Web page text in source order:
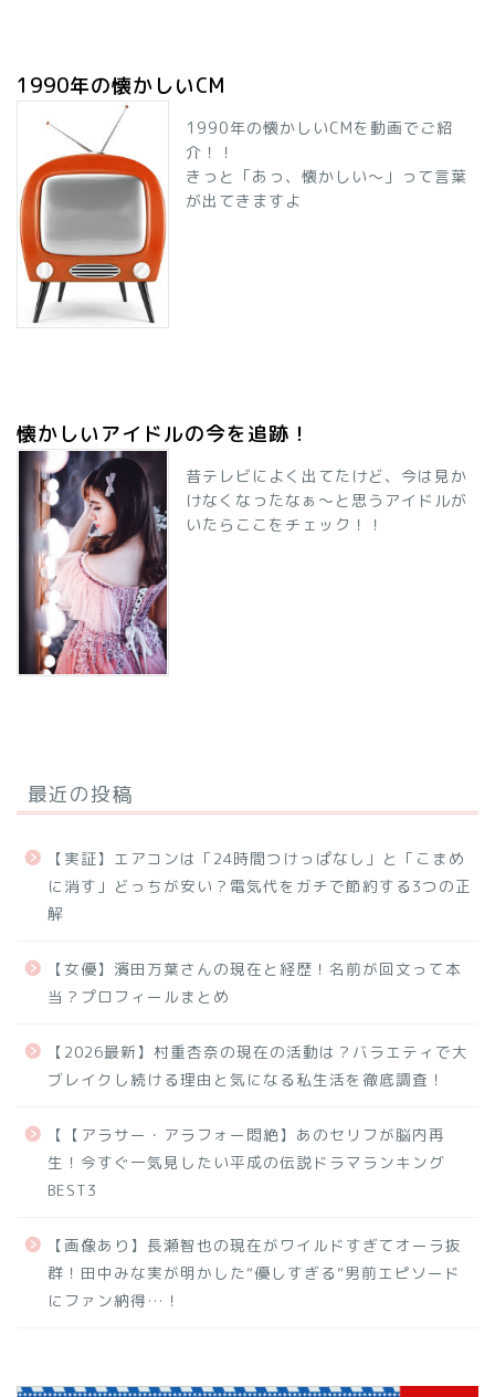
1990年の懐かしいCM
1990年の懐かしいCMを動画でご紹
介！！
きっと「あっ、懐かしい～」って言葉
が出てきますよ
懐かしいアイドルの今を追跡！
昔テレビによく出てたけど、今は見か
けなくなったなぁ～と思うアイドルが
いたらここをチェック！！
最近の投稿
【実証】エアコンは「24時間つけっぱなし」と「こまめ
に消す」どっちが安い？電気代をガチで節約する3つの正
解
【女優】濱田万葉さんの現在と経歴！名前が回文って本
当？プロフィールまとめ
【2026最新】村重杏奈の現在の活動は？バラエティで大
ブレイクし続ける理由と気になる私生活を徹底調査！
【【アラサー・アラフォー悶絶】あのセリフが脳内再
生！今すぐ一気見したい平成の伝説ドラマランキング
BEST3
【画像あり】長瀬智也の現在がワイルドすぎてオーラ抜
群！田中みな実が明かした“優しすぎる”男前エピソード
にファン納得…！